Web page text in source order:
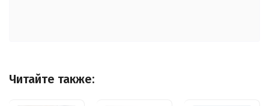
Читайте также: